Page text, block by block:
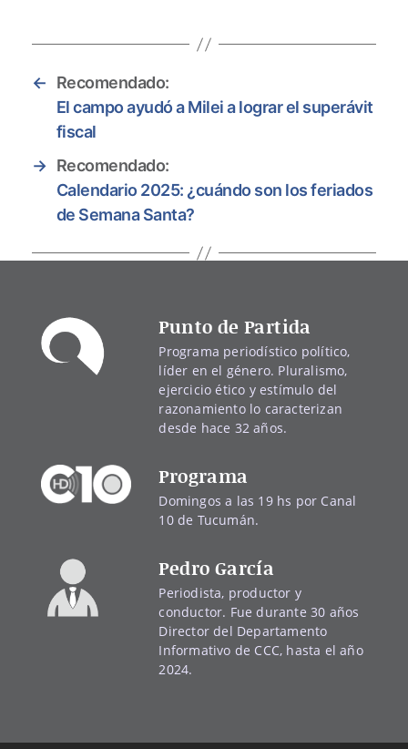
←
Recomendado:
El campo ayudó a Milei a lograr el superávit
fiscal
→ Recomendado:
Calendario 2025: ¿cuándo son los feriados
de Semana Santa?
Punto de Partida
Programa periodístico político,
líder en el género. Pluralismo,
ejercicio ético y estímulo del
razonamiento lo caracterizan
desde hace 32 años.
Programa
Domingos a las 19 hs por Canal
10 de Tucumán.
Pedro García
Periodista, productor y
conductor. Fue durante 30 años
Director del Departamento
Informativo de CCC, hasta el año
2024.